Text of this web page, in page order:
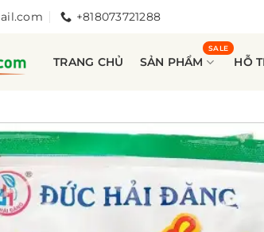
+818073721288
TRANG CHỦ SẢN PHẨM HỖ